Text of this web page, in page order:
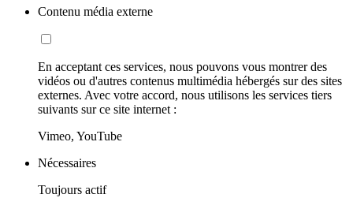
Contenu média externe
En acceptant ces services, nous pouvons vous montrer des
vidéos ou d'autres contenus multimédia hébergés sur des sites
externes. Avec votre accord, nous utilisons les services tiers
suivants sur ce site internet :
Vimeo, YouTube
Nécessaires
Toujours actif